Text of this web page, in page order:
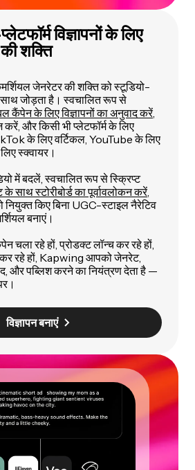
विज्ञापनों के लिए
शक्ति
जेनरेटर की शक्ति को स्टूडियो-
जोड़ता है। स्वचालित रूप से
कैंपेन के लिए विज्ञापनों का अनुवाद करें,
और किसी भी प्लेटफॉर्म के लिए
के लिए वर्टिकल, YouTube के लिए
स्क्वायर।
में बदलें, स्वचालित रूप से स्क्रिप्ट
के साथ स्टोरीबोर्ड का पूर्वावलोकन करें,
किए बिना UGC-स्टाइल नैरेटिव
बनाएं।
चला रहे हों, प्रोडक्ट लॉन्च कर रहे हों,
कर रहे हों, Kapwing आपको जेनरेट,
और पब्लिश करने का नियंत्रण देता है —
विज्ञापन बनाएं